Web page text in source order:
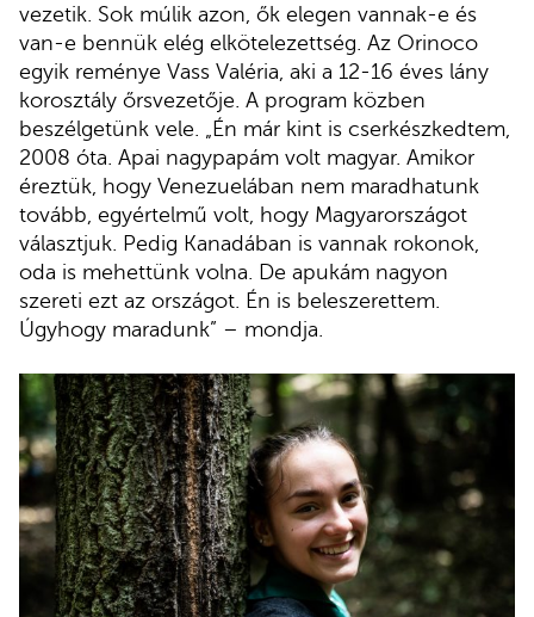
vezetik. Sok múlik azon, ők elegen vannak-e és
van-e bennük elég elkötelezettség. Az Orinoco
egyik reménye Vass Valéria, aki a 12-16 éves lány
korosztály őrsvezetője. A program közben
beszélgetünk vele. „Én már kint is cserkészkedtem,
2008 óta. Apai nagypapám volt magyar. Amikor
éreztük, hogy Venezuelában nem maradhatunk
tovább, egyértelmű volt, hogy Magyarországot
választjuk. Pedig Kanadában is vannak rokonok,
oda is mehettünk volna. De apukám nagyon
szereti ezt az országot. Én is beleszerettem.
Úgyhogy maradunk” – mondja.